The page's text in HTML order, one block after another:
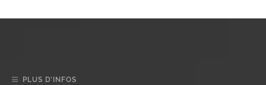
PLUS D’INFOS